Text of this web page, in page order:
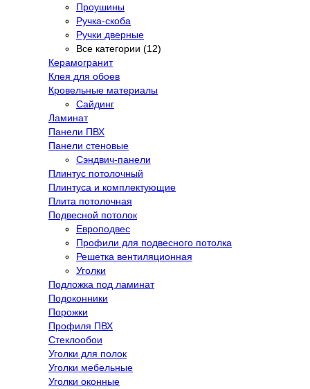
Проушины
Ручка-скоба
Ручки дверные
Все категории (12)
Керамогранит
Клея для обоев
Кровельные материалы
Сайдинг
Ламинат
Панели ПВХ
Панели стеновые
Сэндвич-панели
Плинтус потолочный
Плинтуса и комплектующие
Плита потолочная
Подвесной потолок
Европодвес
Профили для подвесного потолка
Решетка вентиляционная
Уголки
Подложка под ламинат
Подоконники
Порожки
Профиля ПВХ
Стеклообои
Уголки для полок
Уголки мебельные
Уголки оконные